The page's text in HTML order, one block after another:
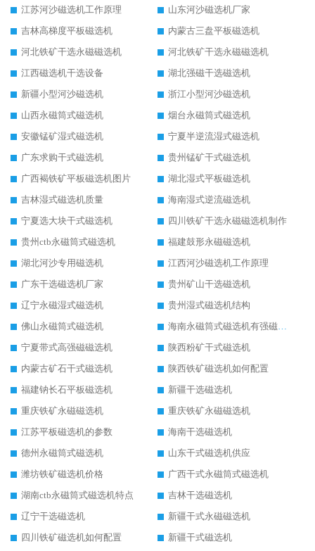
江苏河沙磁选机工作原理
山东河沙磁选机厂家
吉林高梯度平板磁选机
内蒙古三盘平板磁选机
河北铁矿干选永磁磁选机
河北铁矿干选永磁磁选机
江西磁选机干选设备
湖北强磁干选磁选机
新疆小型河沙磁选机
浙江小型河沙磁选机
山西永磁筒式磁选机
烟台永磁筒式磁选机
安徽锰矿湿式磁选机
宁夏半逆流湿式磁选机
广东求购干式磁选机
贵州锰矿干式磁选机
广西褐铁矿平板磁选机图片
湖北湿式平板磁选机
吉林湿式磁选机质量
海南湿式逆流磁选机
宁夏选大块干式磁选机
四川铁矿干选永磁磁选机制作
贵州ctb永磁筒式磁选机
福建鼓形永磁磁选机
湖北河沙专用磁选机
江西河沙磁选机工作原理
广东干选磁选机厂家
贵州矿山干选磁选机
辽宁永磁湿式磁选机
贵州湿式磁选机结构
佛山永磁筒式磁选机
海南永磁筒式磁选机有强磁的吗
宁夏带式高强磁磁选机
陕西粉矿干式磁选机
内蒙古矿石干式磁选机
陕西铁矿磁选机如何配置
福建钠长石平板磁选机
新疆干选磁选机
重庆铁矿永磁磁选机
重庆铁矿永磁磁选机
江苏平板磁选机的参数
海南干选磁选机
德州永磁筒式磁选机
山东干式磁选机供应
潍坊铁矿磁选机价格
广西干式永磁筒式磁选机
湖南ctb永磁筒式磁选机特点
吉林干选磁选机
辽宁干选磁选机
新疆干式永磁磁选机
四川铁矿磁选机如何配置
新疆干式磁选机